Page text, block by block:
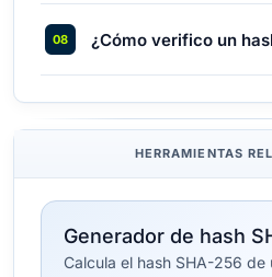
¿Cómo verifico un
HERRAMIENTAS
Generador de hash
Calcula el hash SHA-256